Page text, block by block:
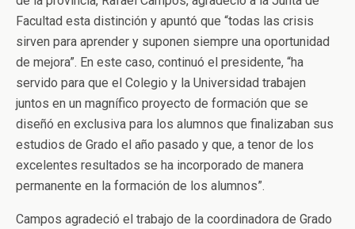
Facultad esta distinción y apuntó que “todas las crisis
sirven para aprender y suponen siempre una oportunidad
de mejora”. En este caso, continuó el presidente, “ha
servido para que el Colegio y la Universidad trabajen
juntos en un magnífico proyecto de formación que se
diseñó en exclusiva para los alumnos que finalizaban sus
estudios de Grado el año pasado y que, a tenor de los
excelentes resultados se ha incorporado de manera
permanente en la formación de los alumnos”.
Campos agradeció el trabajo de la coordinadora de Grado